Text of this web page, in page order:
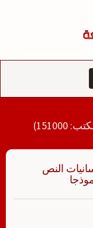
النص